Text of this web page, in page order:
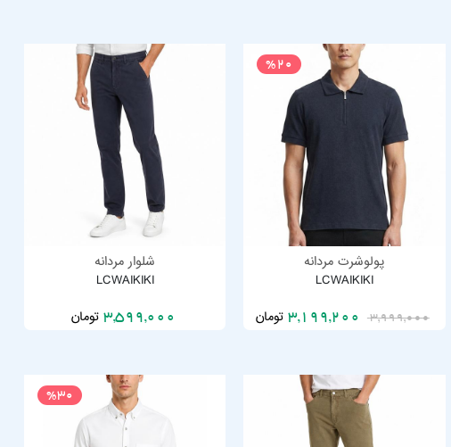
%20
پولوشرت مردانه
LCWAIKIKI
3,999,000 تومان
شلوار مردانه
LCWAIKIKI
3,599,000 تومان
%30